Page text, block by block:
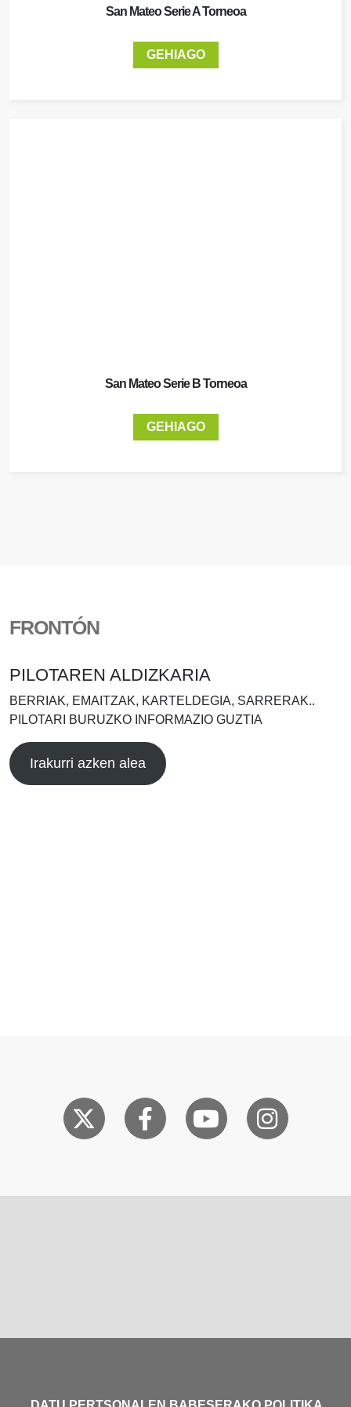
San Mateo Serie A Torneoa
GEHIAGO
San Mateo Serie B Torneoa
GEHIAGO
FRONTÓN
PILOTAREN ALDIZKARIA
BERRIAK, EMAITZAK, KARTELDEGIA, SARRERAK..
PILOTARI BURUZKO INFORMAZIO GUZTIA
Irakurri azken alea